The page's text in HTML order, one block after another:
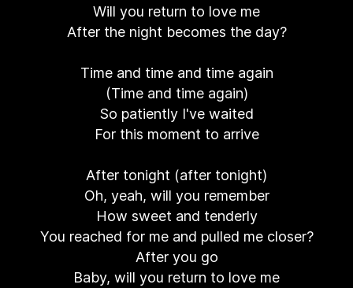
Will you return to love me
After the night becomes the day?
Time and time and time again
(Time and time again)
So patiently I've waited
For this moment to arrive
After tonight (after tonight)
Oh, yeah, will you remember
How sweet and tenderly
You reached for me and pulled me closer?
After you go
Baby, will you return to love me